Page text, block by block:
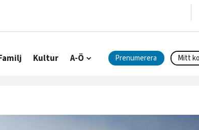
Kultur A-Ö Prenumerera Mitt